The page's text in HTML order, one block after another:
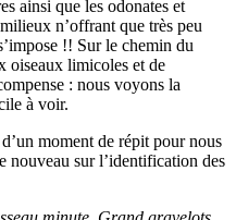
ainsi que les odonates et
n’offrant que très peu
!! Sur le chemin du
oiseaux limicoles et de
: nous voyons la
à voir.
moment de répit pour nous
nouveau sur l’identification des